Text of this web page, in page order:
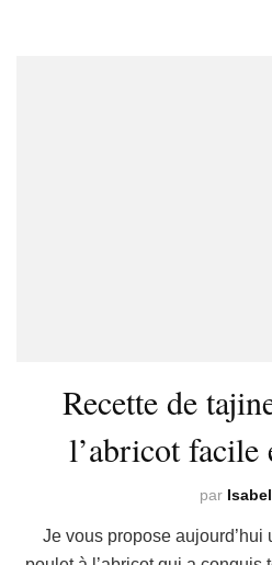
Recette de
l’abricot facile
par
Je vous propose aujourd’hui